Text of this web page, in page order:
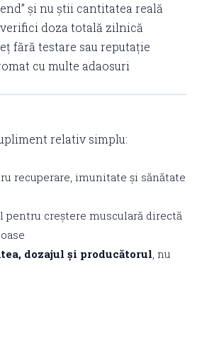
și nu știi cantitatea reală
doza totală zilnică
fără testare sau reputație
cu multe adaosuri
relativ simplu:
recuperare, imunitate și sănătate
pentru creștere musculară directă
dozajul și producătorul, nu